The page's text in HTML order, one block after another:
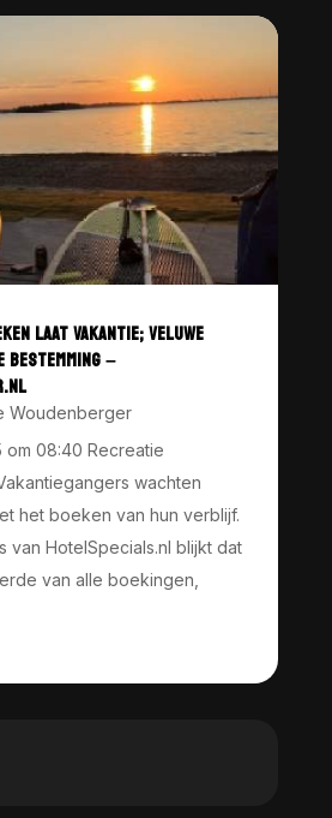
LAAT VAKANTIE; VELUWE
–
Woudenberger
om 08:40 Recreatie
wachten
het boeken van hun verblijf.
van HotelSpecials.nl blijkt dat
van alle boekingen,